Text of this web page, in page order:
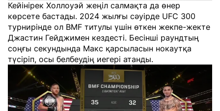
Кейінірек Холлоуэй жеңіл салмақта да өнер
көрсете бастады. 2024 жылғы сәуірде UFC 300
турнирінде ол BMF титулы үшін өткен жекпе-жекте
Джастин Гейджимен кездесті. Бесінші раундтың
соңғы секундында Макс қарсыласын нокаутқа
түсіріп, осы белбеудің иегері атанды.